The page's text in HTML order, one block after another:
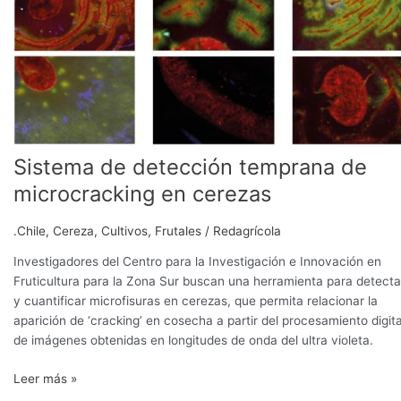
Sistema de detección temprana de
microcracking en cerezas
.Chile, Cereza, Cultivos, Frutales / Redagrícola
Investigadores del Centro para la Investigación e Innovación en
Fruticultura para la Zona Sur buscan una herramienta para
y cuantificar microfisuras en cerezas, que permita relacionar la
aparición de ‘cracking’ en cosecha a partir del procesamiento
de imágenes obtenidas en longitudes de onda del ultra violeta.
detección
temprana
de
microcracking
en
cerezas
Leer más »